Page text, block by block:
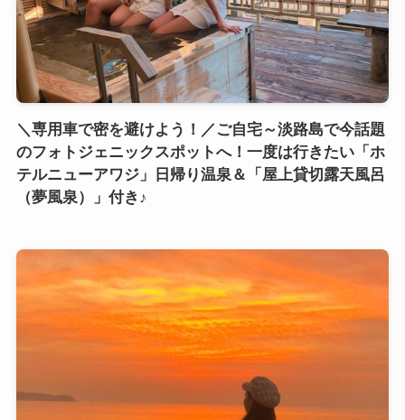
＼専用車で密を避けよう！／ご自宅～淡路島で今話題
のフォトジェニックスポットへ！一度は行きたい「ホ
テルニューアワジ」日帰り温泉＆「屋上貸切露天風呂
（夢風泉）」付き♪